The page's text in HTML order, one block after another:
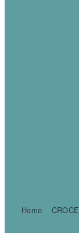
Home CROCE